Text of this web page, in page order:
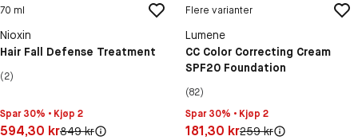
70 ml
Nioxin
Hair Fall Defense Treatment
(2)
Spar 30% • Kjøp 2
Pris: 594,30 kr
594,30 krOriginal pris:
849 kr
Flere varianter
Lumene
CC Color Correcting Cream
SPF20 Foundation
(82)
Spar 30% • Kjøp 2
Pris: 181,30 kr
181,30 krOriginal pris:
259 kr